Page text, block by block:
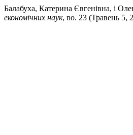
Балабуха, Катерина
економічних наук, no. 23 (Травень 5,